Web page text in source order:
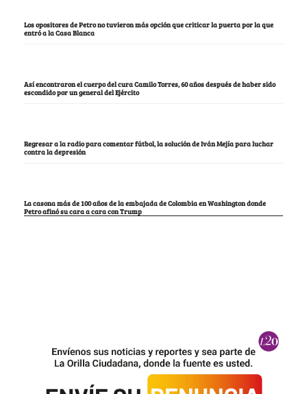
Los opositores de Petro no tuvieron más opción que criticar la puerta por la que
entró a la Casa Blanca
Así encontraron el cuerpo del cura Camilo Torres, 60 años después de haber sido
escondido por un general del Ejército
Regresar a la radio para comentar fútbol, la solución de Iván Mejía para luchar
contra la depresión
La casona más de 100 años de la embajada de Colombia en Washington donde
Petro afinó su cara a cara con Trump